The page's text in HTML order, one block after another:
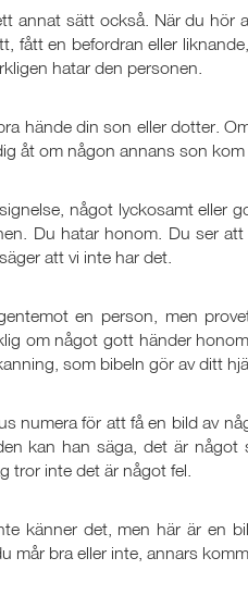
annat sätt också. När du
fått en befordran eller
hatar den personen.
hände din son eller dotter.
åt om någon annans son
något lyckosamt eller
Du hatar honom. Du ser
att vi inte har det.
en person, men
om något gott händer
som bibeln gör av ditt
numera för att få en bild av
kan han säga, det är
tror inte det är något fel.
känner det, men här är en
mår bra eller inte, annars